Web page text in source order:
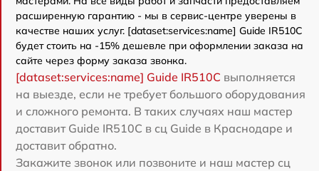
расширенную гарантию - мы в сервис-центре уверены в
качестве наших услуг. [dataset:services:name] Guide IR510C
будет стоить на -15% дешевле при оформлении заказа на
сайте через форму заказа звонка.
[dataset:services:name] Guide IR510C выполняется
на выезде, если не требует большого оборудования
и сложного ремонта. В таких случаях наш мастер
доставит Guide IR510C в сц Guide в Краснодаре и
доставит обратно.
Закажите звонок или позвоните и наш мастер сц